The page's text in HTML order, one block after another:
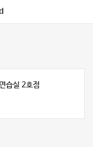
습실 2호점